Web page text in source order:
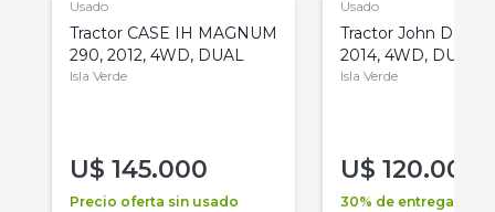
Usado
Tractor CASE IH MAGNUM
290, 2012, 4WD, DUAL
Isla Verde
U$ 145.000
Precio oferta sin usado
Usado
Tractor John Deere
2014, 4WD, DUAL
Isla Verde
U$ 120.000
30% de entrega +